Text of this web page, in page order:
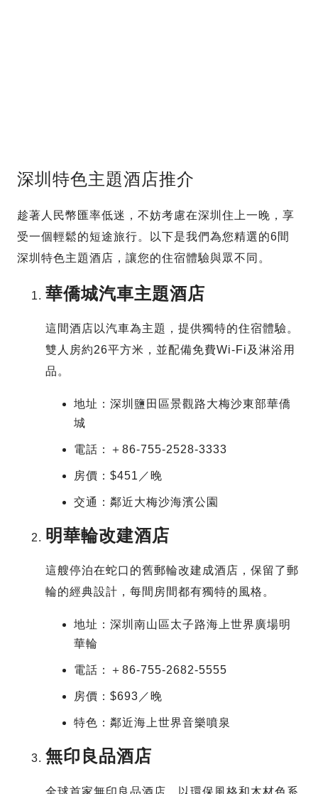
深圳特色主題酒店推介
趁著人民幣匯率低迷，不妨考慮在深圳住上一晚，享
受一個輕鬆的短途旅行。以下是我們為您精選的6間
深圳特色主題酒店，讓您的住宿體驗與眾不同。
華僑城汽車主題酒店
這間酒店以汽車為主題，提供獨特的住宿體驗。
雙人房約26平方米，並配備免費Wi-Fi及淋浴用
品。
地址：深圳鹽田區景觀路大梅沙東部華僑
城
電話：＋86-755-2528-3333
房價：$451／晚
交通：鄰近大梅沙海濱公園
明華輪改建酒店
這艘停泊在蛇口的舊郵輪改建成酒店，保留了郵
輪的經典設計，每間房間都有獨特的風格。
地址：深圳南山區太子路海上世界廣場明
華輪
電話：＋86-755-2682-5555
房價：$693／晚
特色：鄰近海上世界音樂噴泉
無印良品酒店
全球首家無印良品酒店，以環保風格和木材色系